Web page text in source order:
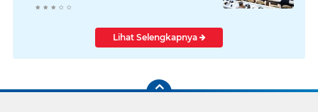
Lihat Selengkapnya